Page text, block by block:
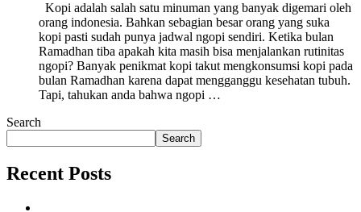
Kopi adalah salah satu minuman yang banyak digemari oleh
orang indonesia. Bahkan sebagian besar orang yang suka
kopi pasti sudah punya jadwal ngopi sendiri. Ketika bulan
Ramadhan tiba apakah kita masih bisa menjalankan rutinitas
ngopi? Banyak penikmat kopi takut mengkonsumsi kopi pada
bulan Ramadhan karena dapat mengganggu kesehatan tubuh.
Tapi, tahukan anda bahwa ngopi …
Search
Search
Recent Posts